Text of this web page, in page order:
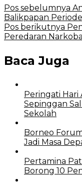
Pos sebelumnya
Balikpapan
Pos berikutnya
Peredaran
Baca Juga
Peringati Hari
Sepinggan
Sekolah
Borneo
Jadi Masa
Pertamina
Borong 10